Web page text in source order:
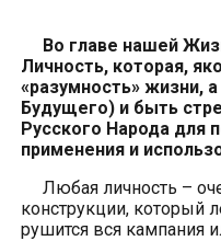
Во главе нашей
Личность, которая,
«разумность» жизни, а
Будущего) и быть
Русского Народа для
применения и
Любая личность –
конструкции, который
рушится вся кампания